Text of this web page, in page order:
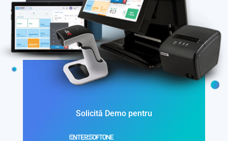
Solicită Demo pentru